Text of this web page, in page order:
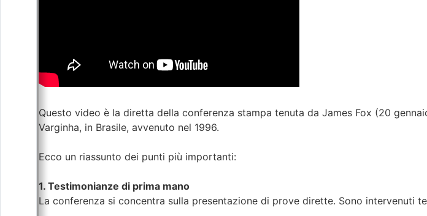
Questo video è la diretta della conferenza stampa tenuta da James Fox (20
Varginha, in Brasile, avvenuto nel 1996.
Ecco un riassunto dei punti più importanti:
1. Testimonianze di prima mano
La conferenza si concentra sulla presentazione di prove dirette. Sono intervenuti